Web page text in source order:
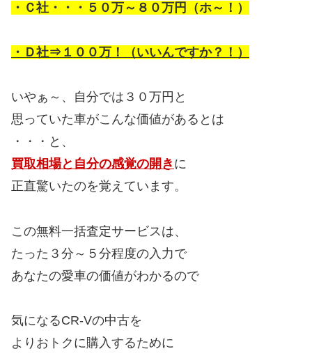
・Ｃ社・・・５０万～８０万円（ホ～！）
・Ｄ社⇒１００万！（いいんですか？！）
いやぁ～、自分では３０万円と
思っていた車がこんな価値があるとは
・・・と、
買取相場と自分の感覚の開き に
正直驚いたのを覚えています。
この無料一括査定サービスは、
たった３分～５分程度の入力で
あなたの愛車の価値がわかるので
気になるCR-Vの中古を
よりおトクに購入するために